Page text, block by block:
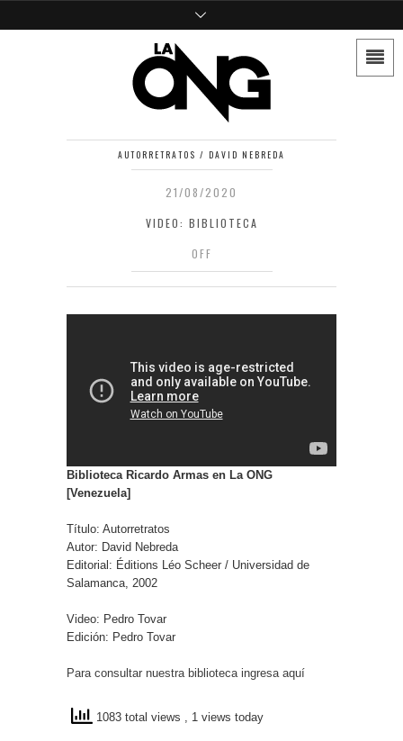
AUTORRETRATOS / DAVID NEBREDA
21/08/2020
VIDEO: BIBLIOTECA
OFF
Biblioteca Ricardo Armas en La ONG
[Venezuela]
Título: Autorretratos
Autor: David Nebreda
Editorial: Éditions Léo Scheer / Universidad de
Salamanca, 2002
Video: Pedro Tovar
Edición: Pedro Tovar
Para consultar nuestra biblioteca ingresa aquí
1083 total views , 1 views today